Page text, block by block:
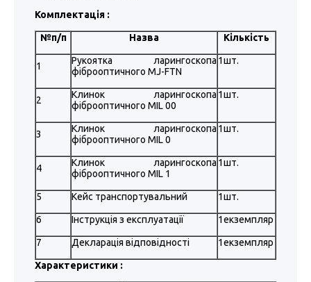
Комплектація :
№п/п Назва Кількість
1
Рукоятка ларингоскопа
фіброоптичного MJ-FTN
1шт.
2
Клинок ларингоскопа
фіброоптичного MIL 00
1шт.
3
Клинок ларингоскопа
фіброоптичного MIL 0
1шт.
4
Клинок ларингоскопа
фіброоптичного MIL 1
1шт.
5 Кейс транспортувальний 1шт.
6 Інструкція з експлуатації 1екземпляр
7 Декларація відповідності 1екземпляр
Характеристики :